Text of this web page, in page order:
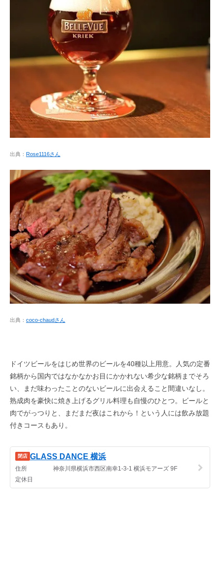
出典： Rose1116さん
出典： coco-chaudさん
ドイツビールをはじめ世界のビールを40種以上用意。人気の定番
銘柄から国内ではなかなかお目にかかれない希少な銘柄までそろ
い、まだ味わったことのないビールに出会えること間違いなし。
熟成肉を豪快に焼き上げるグリル料理も自慢のひとつ。ビールと
肉でがっつりと、まだまだ夜はこれから！という人には飲み放題
付きコースもあり。